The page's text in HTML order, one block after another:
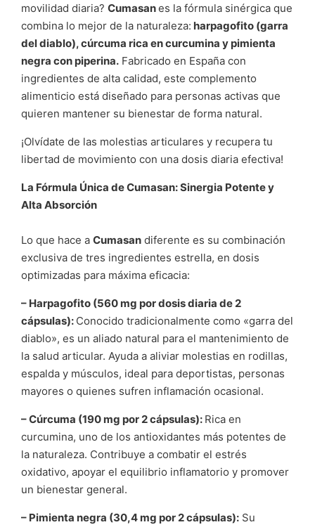
movilidad diaria? Cumasanes la fórmula sinérgica que
combina lo mejor de la naturaleza: harpagofito (garra
del diablo), cúrcuma rica en curcumina y pimienta
negra con piperina. Fabricado en España con
ingredientes de alta calidad, este complemento
alimenticio está diseñado para personas activas que
quieren mantener su bienestar de forma natural.
¡Olvídate de las molestias articulares y recupera tu
libertad de movimiento con una dosis diaria efectiva!
La Fórmula Única de Cumasan: Sinergia Potente y
Alta Absorción
Lo que hace a Cumasan diferente es su combinación
exclusiva de tres ingredientes estrella, en dosis
optimizadas para máxima eficacia:
– Harpagofito (560 mg por dosis diaria de 2
cápsulas): Conocido tradicionalmente como «garra del
diablo», es un aliado natural para el mantenimiento de
la salud articular. Ayuda a aliviar molestias en rodillas,
espalda y músculos, ideal para deportistas, personas
mayores o quienes sufren inflamación ocasional.
– Cúrcuma (190 mg por 2 cápsulas): Rica en
curcumina, uno de los antioxidantes más potentes de
la naturaleza. Contribuye a combatir el estrés
oxidativo, apoyar el equilibrio inflamatorio y promover
un bienestar general.
– Pimienta negra (30,4 mg por 2 cápsulas): Su